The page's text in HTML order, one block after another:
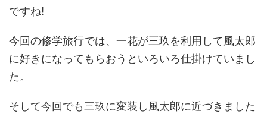
ですね!
今回の修学旅行では、一花が三玖を利用して風太郎
に好きになってもらおうといろいろ仕掛けていまし
た。
そして今回でも三玖に変装し風太郎に近づきました